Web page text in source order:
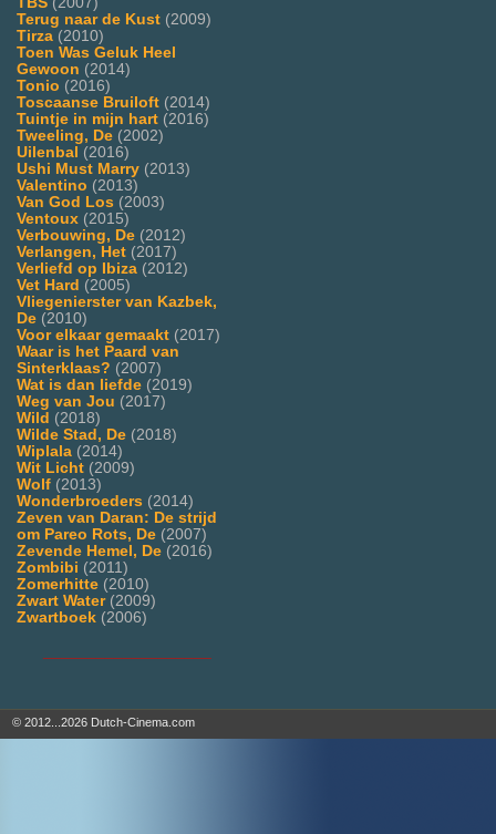
Terug naar de Kust (2009)
Tirza (2010)
Toen Was Geluk Heel
Gewoon (2014)
Tonio (2016)
Toscaanse Bruiloft (2014)
Tuintje in mijn hart (2016)
Tweeling, De (2002)
Uilenbal (2016)
Ushi Must Marry (2013)
Valentino (2013)
Van God Los (2003)
Ventoux (2015)
Verbouwing, De (2012)
Verlangen, Het (2017)
Verliefd op Ibiza (2012)
Vet Hard (2005)
Vliegenierster van Kazbek,
De (2010)
Voor elkaar gemaakt (2017)
Waar is het Paard van
Sinterklaas? (2007)
Wat is dan liefde (2019)
Weg van Jou (2017)
Wild (2018)
Wilde Stad, De (2018)
Wiplala (2014)
Wit Licht (2009)
Wolf (2013)
Wonderbroeders (2014)
Zeven van Daran: De strijd
om Pareo Rots, De (2007)
Zevende Hemel, De (2016)
Zombibi (2011)
Zomerhitte (2010)
Zwart Water(2009)
Zwartboek (2006)
© 2012...2026 Dutch-Cinema.com